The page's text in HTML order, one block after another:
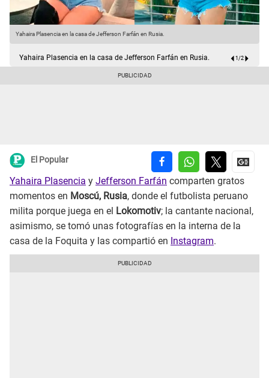
Yahaira Plasencia en la casa de Jefferson Farfán en Rusia.
Yahaira Plasencia en la casa de Jefferson Farfán en Rusia. 1/2
El Popular
Yahaira Plasencia y Jefferson Farfán comparten gratos
momentos en Moscú, Rusia, donde el futbolista peruano
milita porque juega en el Lokomotiv; la cantante nacional,
asimismo, se tomó unas fotografías en la interna de la
casa de la Foquita y las compartió en Instagram.